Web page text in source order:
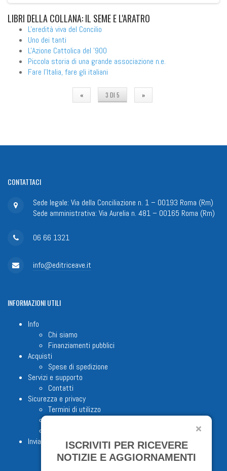
LIBRI DELLA COLLANA: IL SEME E L'ARATRO
L'eredità viva del Concilio
Uno dei tanti
L'Azione Cattolica del '900
Piccola storia di una grande associazione n.e.
Fare l'Italia, fare gli italiani
« 3 DI 5 »
CONTATTACI
Sede legale: Via della Conciliazione n. 1 – 00193 Roma (Rm)
Sede amministrativa: Via Aurelia n. 481 – 00165 Roma (Rm)
06 66 1321
info@editriceave.it
INFORMAZIONIUTILI
Info
Chi siamo
Finanziamenti pubblici
Acquisti
Spese di spedizione
Servizi e supporto
Contatti
Sicurezza e privacy
Termini di utilizzo
Invia proposta editorialeISCRIVITI PER RICEVERE
NOTIZIE E AGGIORNAMENTI